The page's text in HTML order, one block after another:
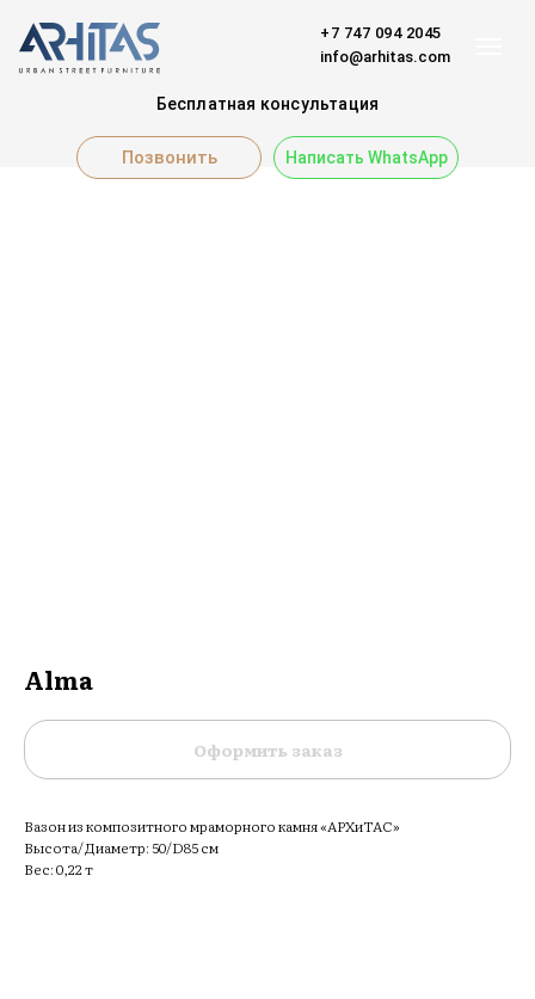
+7 747 094 2045
info@arhitas.com
Позвонить
Бесплатная консультация
Написать WhatsApp
Alma
Оформить заказ
Вазон из композитного мраморного камня «АРХиТАС»
Высота/Диаметр: 50/D85 см
Вес: 0,22 т